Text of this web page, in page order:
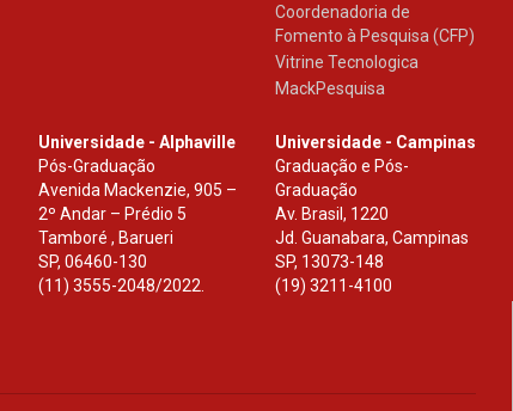
Coordenadoria de
Fomento à Pesquisa (CFP)
Vitrine Tecnologica
MackPesquisa
Universidade - Alphaville
Pós-Graduação
Avenida Mackenzie, 905 –
2º Andar – Prédio 5
Tamboré , Barueri
SP, 06460-130
(11) 3555-2048/2022.
Universidade - Campinas
Graduação e Pós-
Graduação
Av. Brasil, 1220
Jd. Guanabara, Campinas
SP, 13073-148
(19) 3211-4100